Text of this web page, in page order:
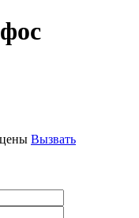
Вызвать